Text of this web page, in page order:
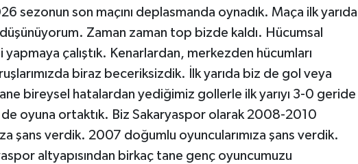
sezonun son maçını deplasmanda oynadık. Maça ilk yarıda
düşünüyorum. Zaman zaman top bizde kaldı. Hücumsal
çalıştık. Kenarlardan, merkezden hücumları
biraz beceriksizdik. İlk yarıda biz de gol veya
bireysel hatalardan yediğimiz gollerle ilk yarıyı 3-0 geride
de oyuna ortaktık. Biz Sakaryaspor olarak 2008-2010
şans verdik. 2007 doğumlu oyuncularımıza şans verdik.
altyapısından birkaç tane genç oyuncumuzu